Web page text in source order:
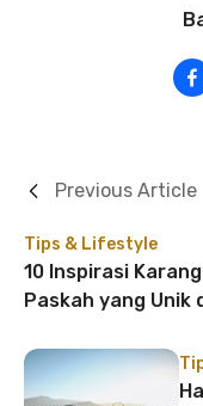
Tips & Lifestyle
10 Inspirasi
Paskah yang Unik
Previous Article